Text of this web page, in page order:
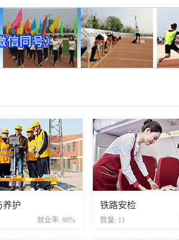
养护
就业率: 98%
铁路安检
数量: 11